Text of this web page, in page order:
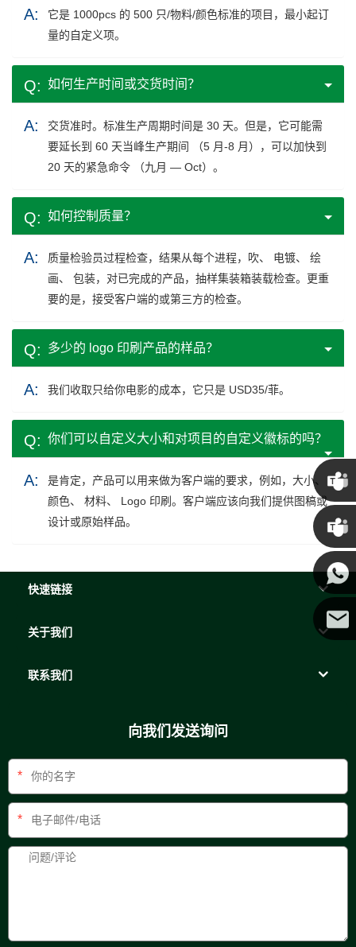
它是 1000pcs 的 500 只/物料/颜色标准的项目，最小起订
量的自定义项。
如何生产时间或交货时间？
交货准时。标准生产周期时间是 30 天。但是，它可能需
要延长到 60 天当峰生产期间 （5 月-8 月），可以加快到
20 天的紧急命令 （九月 — Oct）。
如何控制质量？
质量检验员过程检查，结果从每个进程，吹、 电镀、 绘
画、 包装，对已完成的产品，抽样集装箱装载检查。更重
要的是，接受客户端的或第三方的检查。
多少的 logo 印刷产品的样品？
我们收取只给你电影的成本，它只是 USD35/菲。
你们可以自定义大小和对项目的自定义徽标的吗？
是肯定，产品可以用来做为客户端的要求，例如，大小、
颜色、 材料、 Logo 印刷。客户端应该向我们提供图稿或
设计或原始样品。
快速链接
关于我们
联系我们
向我们发送询问
*
*
克里斯
· 肯尼 ·